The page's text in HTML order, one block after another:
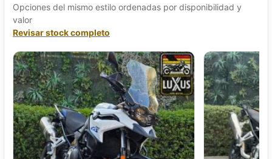
Opciones del mismo estilo ordenadas por disponibilidad y
valor
Revisar stock completo